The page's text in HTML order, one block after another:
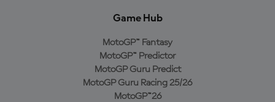
Game Hub
MotoGP™ Fantasy
MotoGP™ Predictor
MotoGP Guru Predict
MotoGP Guru Racing 25/26
MotoGP™26